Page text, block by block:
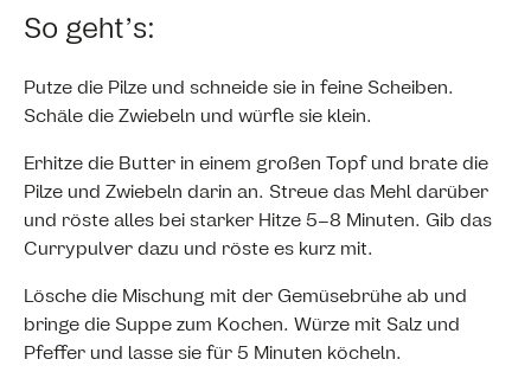
So geht’s:
Putze die Pilze und schneide sie in feine Scheiben.
Schäle die Zwiebeln und würfle sie klein.
Erhitze die Butter in einem großen Topf und brate die
Pilze und Zwiebeln darin an. Streue das Mehl darüber
und röste alles bei starker Hitze 5–8 Minuten. Gib das
Currypulver dazu und röste es kurz mit.
Lösche die Mischung mit der Gemüsebrühe ab und
bringe die Suppe zum Kochen. Würze mit Salz und
Pfeffer und lasse sie für 5 Minuten köcheln.